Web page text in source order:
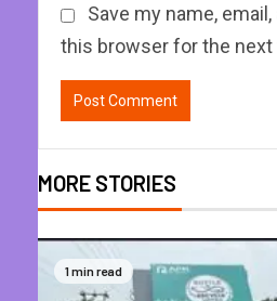
Save my name,
this browser for the
MORE STORIES
1 min read